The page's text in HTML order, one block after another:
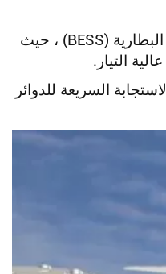
شائعة في أنظمة تخزين طاقة البطارية (BESS) ، حيث
التيار.
السريعة للدوائر